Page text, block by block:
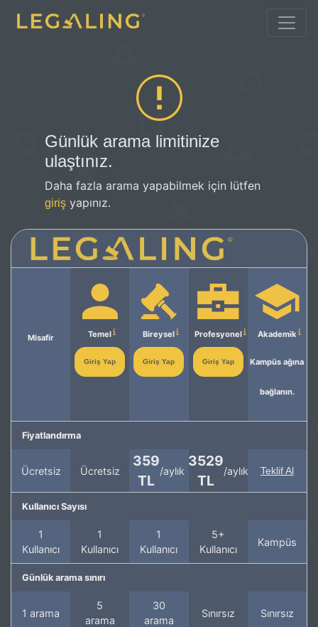
Günlük arama limitinize
ulaştınız.
Daha fazla arama yapabilmek için lütfen
giriş yapınız.
Misafir Temel
Giriş Yap
Bireysel
Giriş Yap
Profesyonel
Giriş Yap
Akademik
Kampüs ağına
bağlanın.
Fiyatlandırma
Ücretsiz Ücretsiz
359
TL
/aylık
3529
TL
/aylık Teklif Al
Kullanıcı Sayısı
1
Kullanıcı
1
Kullanıcı
1
Kullanıcı
5+
Kullanıcı
Kampüs
Günlük arama sınırı
1 arama
5
arama
30
arama
Sınırsız Sınırsız